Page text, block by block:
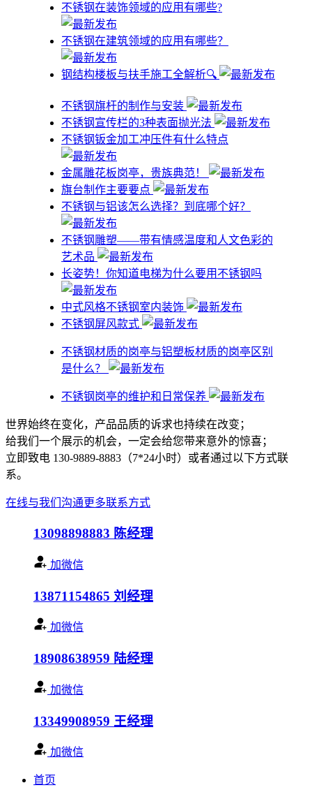
不锈钢在装饰领域的应用有哪些?
不锈钢在建筑领域的应用有哪些？
钢结构楼板与扶手施工全解析🔍
不锈钢旗杆的制作与安装
不锈钢宣传栏的3种表面抛光法
不锈钢钣金加工冲压件有什么特点
金属雕花板岗亭，贵族典范！
旗台制作主要要点
不锈钢与铝该怎么选择？到底哪个好？
不锈钢雕塑——带有情感温度和人文色彩的
艺术品
​长姿势！你知道电梯为什么要用不锈钢吗
中式风格不锈钢室内装饰
不锈钢屏风款式
不锈钢材质的岗亭与铝塑板材质的岗亭区别
是什么？
不锈钢岗亭的维护和日常保养
世界始终在变化，产品品质的诉求也持续在改变；
给我们一个展示的机会，一定会给您带来意外的惊喜；
立即致电 130-9889-8883（7*24小时）或者通过以下方式联
系。
在线与我们沟通更多联系方式
13098898883 陈经理
加微信
13871154865 刘经理
加微信
18908638959 陆经理
加微信
13349908959 王经理
加微信
首页